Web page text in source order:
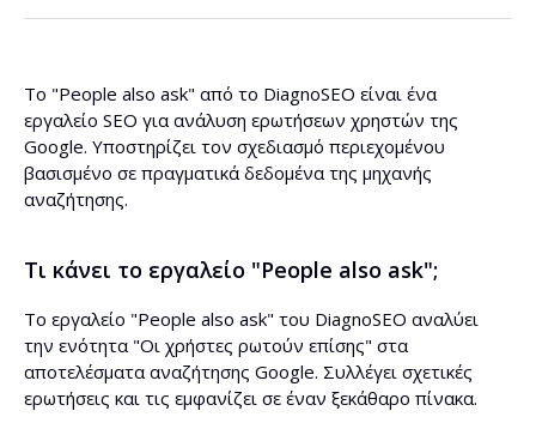
Το "People also ask" από το DiagnoSEO είναι ένα
εργαλείο SEO για ανάλυση ερωτήσεων χρηστών της
Google. Υποστηρίζει τον σχεδιασμό περιεχομένου
βασισμένο σε πραγματικά δεδομένα της μηχανής
αναζήτησης.
Τι κάνει το εργαλείο "People also ask";
Το εργαλείο "People also ask" του DiagnoSEO αναλύει
την ενότητα "Οι χρήστες ρωτούν επίσης" στα
αποτελέσματα αναζήτησης Google. Συλλέγει σχετικές
ερωτήσεις και τις εμφανίζει σε έναν ξεκάθαρο πίνακα.